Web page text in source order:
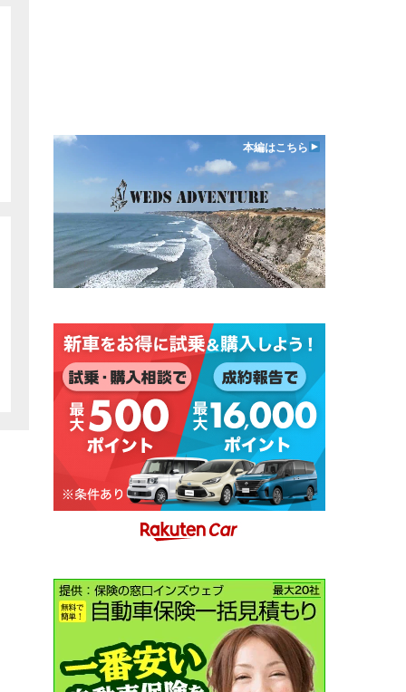
本編はこちら